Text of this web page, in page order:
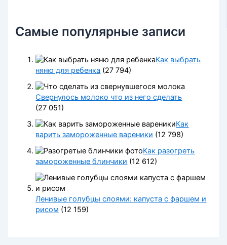
Самые популярные записи
Как выбрать
няню для ребенка (27 794)
Свернулось молоко что из него сделать
(27 051)
Как
варить замороженные вареники (12 798)
Как разогреть
замороженные блинчики (12 612)
Ленивые голубцы слоями: капуста с фаршем и
рисом (12 159)